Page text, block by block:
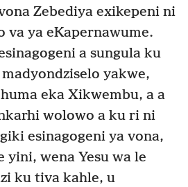
Zebediya exikepeni ni
va ya eKapernawume.
a sungula ku
yakwe,
eka Xikwembu, a a
wolowo a ku ri ni
esinagogeni ya vona,
yini, wena Yesu wa le
ku tiva kahle, u